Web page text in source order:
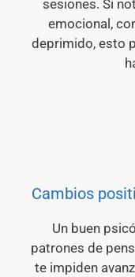
sesiones. Si
emocional,
deprimido, esto
Cambios
Un buen
patrones de
te impiden